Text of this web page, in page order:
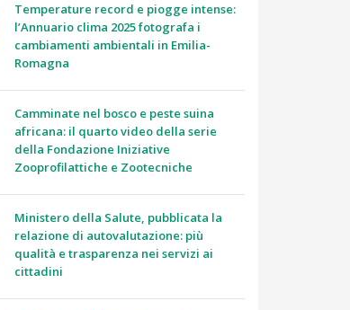
Temperature record e piogge intense:
l’Annuario clima 2025 fotografa i
cambiamenti ambientali in Emilia-
Romagna
Camminate nel bosco e peste suina
africana: il quarto video della serie
della Fondazione Iniziative
Zooprofilattiche e Zootecniche
Ministero della Salute, pubblicata la
relazione di autovalutazione: più
qualità e trasparenza nei servizi ai
cittadini